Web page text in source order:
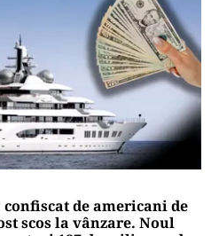
de americani de
scos la vânzare. Noul